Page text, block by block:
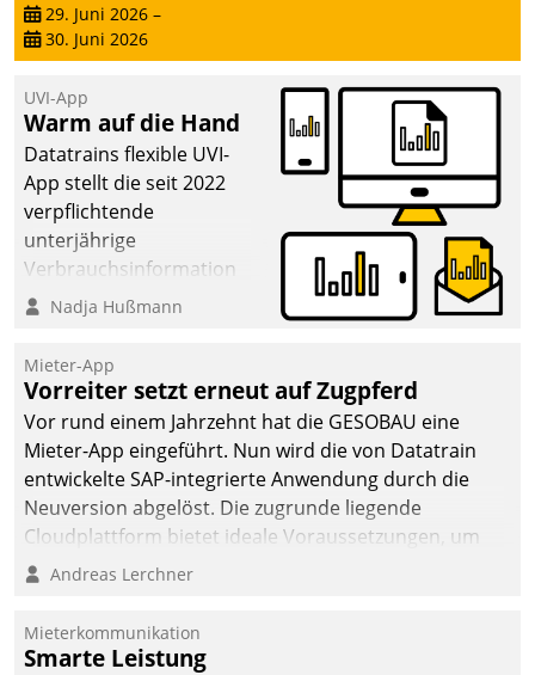
29. Juni 2026 –
30. Juni 2026
UVI-App
Warm auf die Hand
Datatrains flexible UVI-
App stellt die seit 2022
verpflichtende
unterjährige
Verbrauchsinformation
schnell, zuverlässig und
Die monatlichen
Mitteilungen zum
Heizungs- und
Wasserverbrauch gehen
automatisiert, vollständig
und auf Wunsch über
mehrere zuvor
Kommunikationswege bei
Nadja Hußmann
Mieter-App
Vorreiter setzt erneut auf Zugpferd
Vor rund einem Jahrzehnt hat die GESOBAU eine
Mieter-App eingeführt. Nun wird die von Datatrain
entwickelte SAP-integrierte Anwendung durch die
Neuversion abgelöst. Die zugrunde liegende
Cloudplattform bietet ideale Voraussetzungen, um
die Funktionalität der App zu erweitern und weitere
integrieren.
Andreas Lerchner
Mieterkommunikation
Smarte Leistung